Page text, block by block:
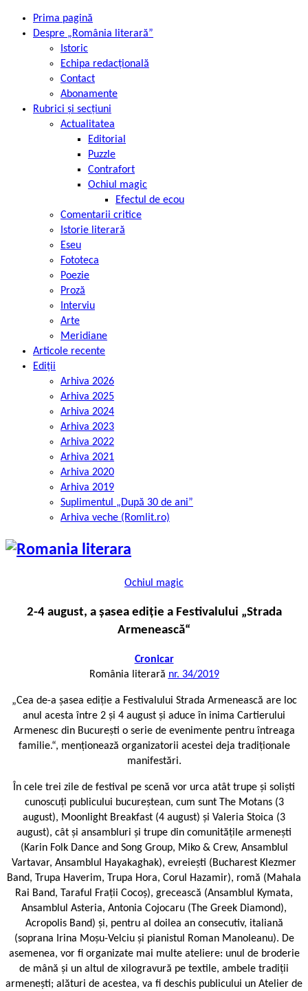
Prima pagină
Despre „România literară”
Istoric
Echipa redacțională
Contact
Abonamente
Rubrici și secțiuni
Actualitatea
Editorial
Puzzle
Contrafort
Ochiul magic
Efectul de ecou
Comentarii critice
Istorie literară
Eseu
Fototeca
Poezie
Proză
Interviu
Arte
Meridiane
Articole recente
Ediții
Arhiva 2026
Arhiva 2025
Arhiva 2024
Arhiva 2023
Arhiva 2022
Arhiva 2021
Arhiva 2020
Arhiva 2019
Suplimentul „După 30 de ani”
Arhiva veche (Romlit.ro)
Ochiul magic
2-4 august, a șasea ediție a Festivalului „Strada
Armenească“
Cronicar
România literară nr. 34/2019
„Cea de-a șasea ediție a Festivalului Strada Armenească are loc
anul acesta între 2 și 4 august și aduce în inima Cartierului
Armenesc din București o serie de evenimente pentru întreaga
familie.“, menționează organizatorii acestei deja tradiționale
manifestări.
În cele trei zile de festival pe scenă vor urca atât trupe și soliști
cunoscuți publicului bucureștean, cum sunt The Motans (3
august), Moonlight Breakfast (4 august) și Valeria Stoica (3
august), cât și ansambluri și trupe din comunitățile armenești
(Karin Folk Dance and Song Group, Miko & Crew, Ansamblul
Vartavar, Ansamblul Hayakaghak), evreiești (Bucharest Klezmer
Band, Trupa Haverim, Trupa Hora, Corul Hazamir), romă (Mahala
Rai Band, Taraful Frații Cocoș), grecească (Ansamblul Kymata,
Ansamblul Asteria, Antonia Cojocaru (The Greek Diamond),
Acropolis Band) și, pentru al doilea an consecutiv, italiană
(soprana Irina Moșu-Velciu și pianistul Roman Manoleanu). De
asemenea, vor fi organizate mai multe ateliere: unul de broderie
de mână și un altul de xilogravură pe textile, ambele tradiții
armenești; alături de acestea, va fi deschis publicului un Atelier de